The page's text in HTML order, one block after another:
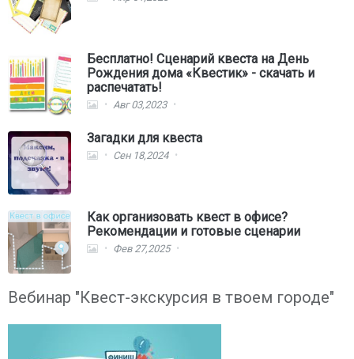
Бесплатно! Сценарий квеста на День
Рождения дома «Квестик» - скачать и
распечатать!
Авг 03,2023
Загадки для квеста
Сен 18,2024
Как организовать квест в офисе?
Рекомендации и готовые сценарии
Фев 27,2025
Вебинар "Квест-экскурсия в твоем городе"